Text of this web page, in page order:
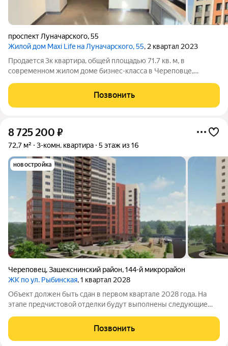
проспект Луначарского,55
Жилой дом Maxi Life на Луначарского, 55, 2 квартал 2023
Продается 3к квартира, общей площадью 71.7 кв. м, в
современном жилом доме бизнес-класса в Череповце,
кухней-гостиной площадью 29.2 кв. м с двумя окнами, и двумя
отдельными комнатами: 13 и 14.5 кв.
Позвонить
8 725 200 ₽
72,7 м² 3-комн. квартира 5 этаж из 16
новостройка
Череповец,Зашекснинский район,144-й микрорайон
ЖК по ул. Рыбинская, 1 квартал 2028
Объект должен быть сдан в первом квартале 2028 года. На
этапе предчистовой отделки будут выполнены следующие
монтажа сантехники, проложена электропроводка с
установкой розеток и выключателей;
Позвонить